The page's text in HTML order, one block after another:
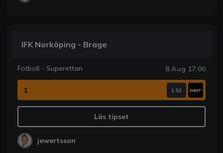
IFK Norköping - Brage
Fotboll - Superettan 8 Aug 17:00
1 1.52
Läs tipset
jewertsson